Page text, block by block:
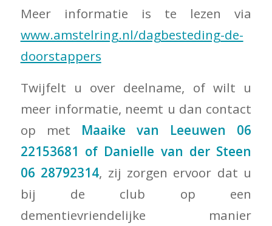
Meer informatie is te lezen via
www.amstelring.nl/dagbesteding-de-
doorstappers
Twijfelt u over deelname, of wilt u
meer informatie, neemt u dan contact
op met Maaike van Leeuwen 06
22153681 of Danielle van der Steen
06 28792314, zij zorgen ervoor dat u
bij de club op een
dementievriendelijke manier